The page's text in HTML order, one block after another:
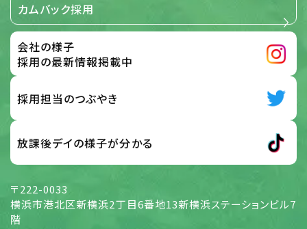
当社は、「個人情報保護に関する当社の考え方」および「個人
とに管理責任者を設置し、個人情報について細心の注意と
最大限の努力をもって、保護、管理を行っております。 この取
扱い要旨において「個人情報」とは、次の各号に該当する情
報のうち、ご本人さまを識別することができる情報をいうも
他の方法で入力され、ご本人さまから当社に提供された情
報 前号の他、当社がご本人さまから提供を受けた情報 及
5. 個人情報の取扱い方針 (取得・利用目的、
第三者提供)
当社は、当社が展開する様々な事業活動に関して、個人情報
カムバック採用
会社の様子
採用の最新情報掲載中
採用担当のつぶやき
放課後デイの様子が分かる
〒222-0033
横浜市港北区新横浜2丁目6番地13新横浜ステーションビル7
階